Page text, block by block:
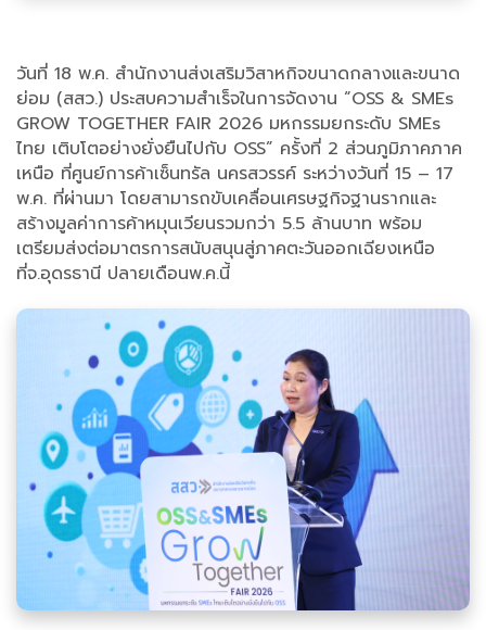
วันที่ 18 พ.ค. สำนักงานส่งเสริมวิสาหกิจขนาดกลางและขนาด
ย่อม (สสว.) ประสบความสำเร็จในการจัดงาน “OSS & SMEs
GROW TOGETHER FAIR 2026 มหกรรมยกระดับ SMEs
ไทย เติบโตอย่างยั่งยืนไปกับ OSS” ครั้งที่ 2 ส่วนภูมิภาคภาค
เหนือ ที่ศูนย์การค้าเซ็นทรัล นครสวรรค์ ระหว่างวันที่ 15 – 17
พ.ค. ที่ผ่านมา โดยสามารถขับเคลื่อนเศรษฐกิจฐานรากและ
สร้างมูลค่าการค้าหมุนเวียนรวมกว่า 5.5 ล้านบาท พร้อม
เตรียมส่งต่อมาตรการสนับสนุนสู่ภาคตะวันออกเฉียงเหนือ
ที่จ.อุดรธานี ปลายเดือนพ.ค.นี้